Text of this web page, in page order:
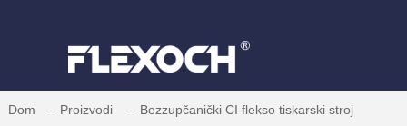
Dom Proizvodi Bezzupčanički CI flekso tiskarski stroj